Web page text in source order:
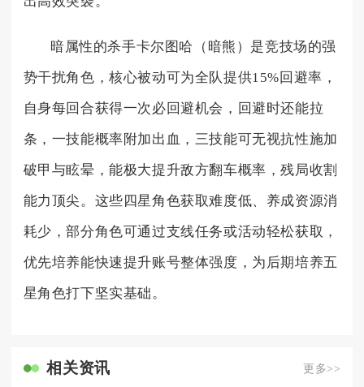
暗属性的杀手卡尔图哈（暗熊）是竞技场的强
势干扰角色，核心被动可为全队提供15%回避率，
自身每回合获得一次必回避机会，回避时还能拉
条，一技能概率附加出血，三技能可无视抗性施加
破甲与眩晕，能极大提升敌方翻车概率，残局收割
能力顶尖。这些四星角色获取难度低、养成资源消
耗少，部分角色可通过支线任务或活动轻松获取，
优先培养能快速提升账号整体强度，为后期培养五
星角色打下坚实基础。
相关资讯 更多>>